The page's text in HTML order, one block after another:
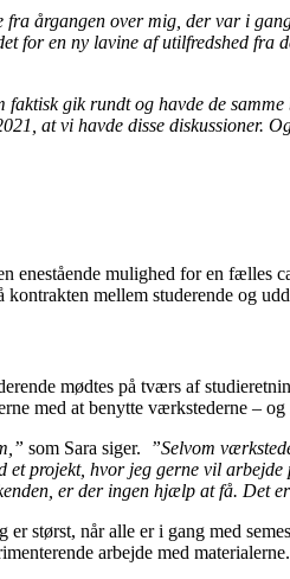
fra årgangen over mig, der var i
for en ny lavine af utilfredshed fra
gik rundt og havde de samme
at vi havde disse diskussioner.
enestående mulighed for en
mellem studerende og
mødtes på tværs af
med at benytte værkstederne –
som Sara siger.
”Selvom
et projekt, hvor jeg gerne vil
er der ingen hjælp at få.
størst, når alle er i gang med
arbejde med materialerne.